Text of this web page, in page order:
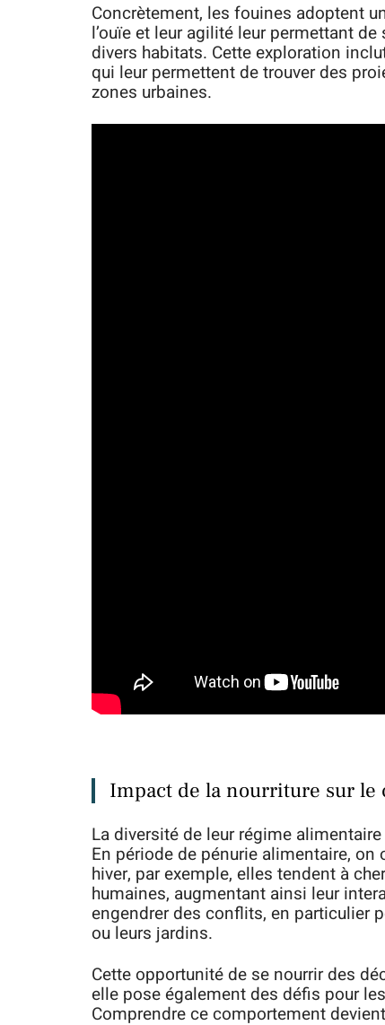
Concrètement, les fouines adoptent
l’ouïe et leur agilité leur permettant de
divers habitats. Cette exploration
qui leur permettent de trouver des
zones urbaines.
Impact de la nourriture sur le
La diversité de leur régime
En période de pénurie alimentaire,
hiver, par exemple, elles tendent à
humaines, augmentant ainsi leur
engendrer des conflits, en particulier
ou leurs jardins.
Cette opportunité de se nourrir des
elle pose également des défis pour
Comprendre ce comportement